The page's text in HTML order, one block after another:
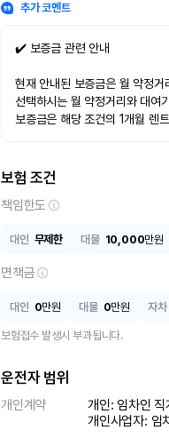
추가 코멘트
✔️ 보증금 관련 안내
현재 안내된 보증금은 월 약정
선택하시는 월 약정거리와 대여
보증금은 해당 조건의 1개월 렌
보험 조건
책임한도
대인 무제한 대물 10,000만원
면책금
대인 0만원 대물 0만원 자차
보험접수 발생시 부과됩니다.
운전자 범위
개인계약
개인: 임차인 직
개인사업자: 임